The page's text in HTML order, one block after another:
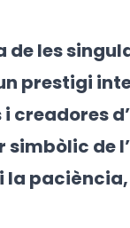
de les
prestigi
de
paciència,